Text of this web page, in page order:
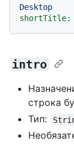
Desktop
shortTitle:
intro
строка
Тип: